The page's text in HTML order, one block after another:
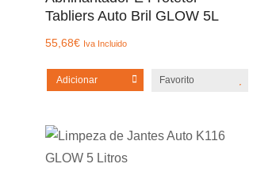
Tabliers Auto Bril GLOW 5L
55,68€ Iva Incluido
Adicionar Favorito